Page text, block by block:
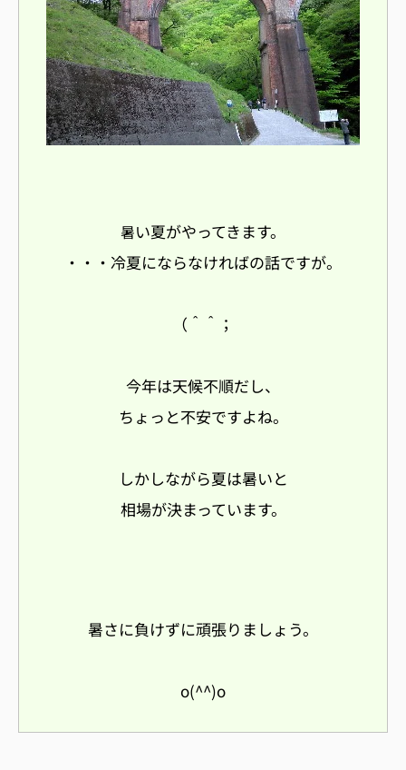
暑い夏がやってきます。
・・・冷夏にならなければの話ですが。
（＾＾；
今年は天候不順だし、
ちょっと不安ですよね。
しかしながら夏は暑いと
相場が決まっています。
暑さに負けずに頑張りましょう。
o(^^)o